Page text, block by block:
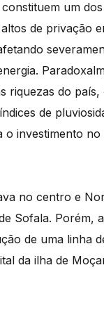
um
de privação
do
de
o investimento
no centro e
Sofala. Porém,
de uma linha
da ilha de